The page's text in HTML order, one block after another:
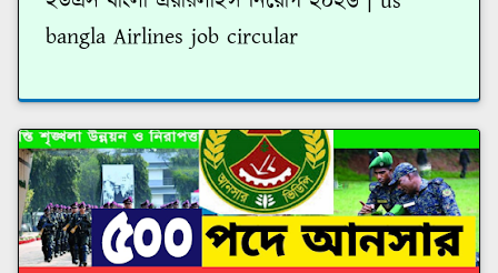
bangla Airlines job circular